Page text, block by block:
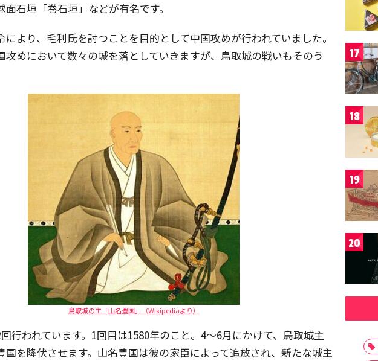
石垣「巻石垣」などが有名です。
により、毛利氏を討つことを目的として中国攻めが行われていました。
攻めにおいて数々の城を落としていきますが、鳥取城の戦いもそのう
鳥取城の主「山名豊国」（Wikipediaより）
行われています。1回目は1580年のこと。4～6月にかけて、鳥取城主
国を降伏させます。山名豊国は彼の家臣によって追放され、新たな城主
17
18
19
20